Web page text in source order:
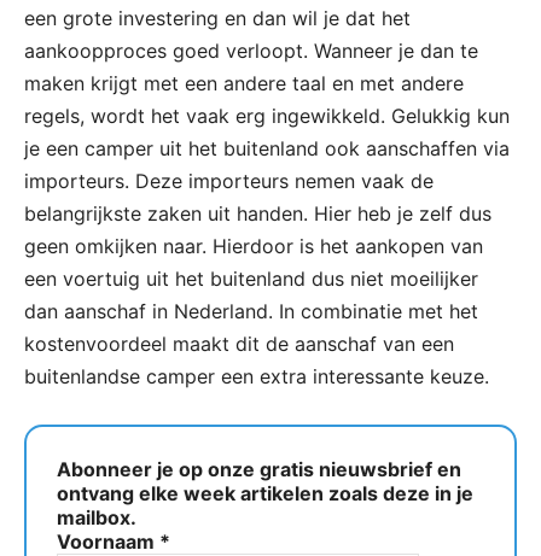
een grote investering en dan wil je dat het
aankoopproces goed verloopt. Wanneer je dan te
maken krijgt met een andere taal en met andere
regels, wordt het vaak erg ingewikkeld. Gelukkig kun
je een camper uit het buitenland ook aanschaffen via
importeurs. Deze importeurs nemen vaak de
belangrijkste zaken uit handen. Hier heb je zelf dus
geen omkijken naar. Hierdoor is het aankopen van
een voertuig uit het buitenland dus niet moeilijker
dan aanschaf in Nederland. In combinatie met het
kostenvoordeel maakt dit de aanschaf van een
buitenlandse camper een extra interessante keuze.
Abonneer je op onze gratis nieuwsbrief en
ontvang elke week artikelen zoals deze in je
mailbox.
Voornaam *